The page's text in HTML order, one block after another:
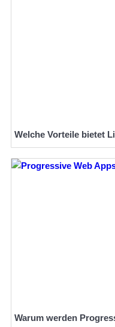
Welche Vorteile bietet
Warum werden